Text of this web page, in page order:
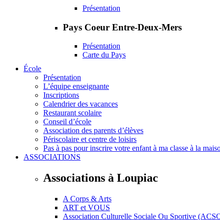
Présentation
Pays Coeur Entre-Deux-Mers
Présentation
Carte du Pays
École
Présentation
L’équipe enseignante
Inscriptions
Calendrier des vacances
Restaurant scolaire
Conseil d’école
Association des parents d’élèves
Périscolaire et centre de loisirs
Pas à pas pour inscrire votre enfant à ma classe à la
ASSOCIATIONS
Associations à Loupiac
A Corps & Arts
ART et VOUS
Association Culturelle Sociale Ou Sportive